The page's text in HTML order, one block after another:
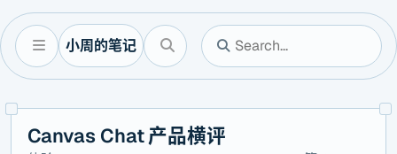
小周的笔记
Canvas Chat 产品横评